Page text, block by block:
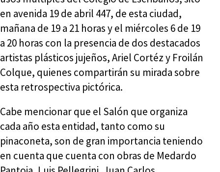
en avenida 19 de abril 447, de esta ciudad,
mañana de 19 a 21 horas y el miércoles 6 de 19
a 20 horas con la presencia de dos destacados
artistas plásticos jujeños, Ariel Cortéz y Froilán
Colque, quienes compartirán su mirada sobre
esta retrospectiva pictórica.
Cabe mencionar que el Salón que organiza
cada año esta entidad, tanto como su
pinaconeta, son de gran importancia teniendo
en cuenta que cuenta con obras de Medardo